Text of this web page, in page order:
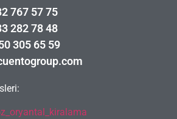
767 57 75
282 78 48
305 65 59